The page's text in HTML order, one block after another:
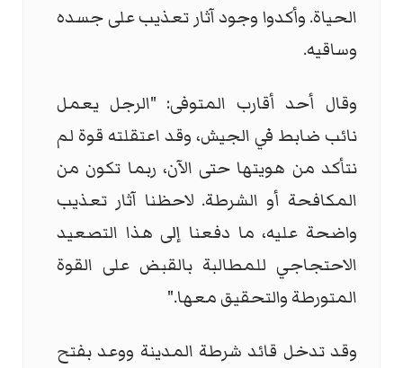
الحياة. وأكدوا وجود آثار تعذيب على جسده
وساقيه.
وقال أحد أقارب المتوفى: "الرجل يعمل
نائب ضابط في الجيش، وقد اعتقلته قوة لم
نتأكد من هويتها حتى الآن، ربما تكون من
المكافحة أو الشرطة. لاحظنا آثار تعذيب
واضحة عليه، ما دفعنا إلى هذا التصعيد
الاحتجاجي للمطالبة بالقبض على القوة
المتورطة والتحقيق معها."
وقد تدخل قائد شرطة المدينة ووعد بفتح